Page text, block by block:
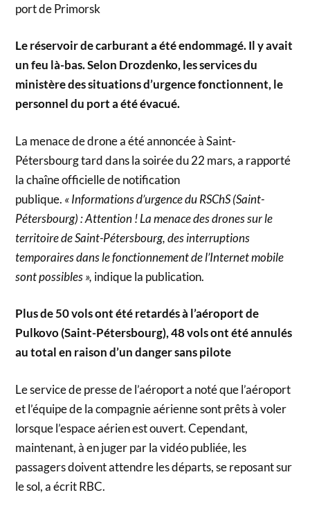
port de Primorsk
Le réservoir de carburant a été endommagé. Il y avait
un feu là-bas. Selon Drozdenko, les services du
ministère des situations d’urgence fonctionnent, le
personnel du port a été évacué.
La menace de drone a été annoncée à Saint-
Pétersbourg tard dans la soirée du 22 mars, a rapporté
la chaîne officielle de notification
publique. « Informations d’urgence du RSChS (Saint-
Pétersbourg) : Attention ! La menace des drones sur le
territoire de Saint-Pétersbourg, des interruptions
temporaires dans le fonctionnement de l’Internet mobile
sont possibles », indique la publication.
Plus de 50 vols ont été retardés à l’aéroport de
Pulkovo (Saint-Pétersbourg), 48 vols ont été annulés
au total en raison d’un danger sans pilote
Le service de presse de l’aéroport a noté que l’aéroport
et l’équipe de la compagnie aérienne sont prêts à voler
lorsque l’espace aérien est ouvert. Cependant,
maintenant, à en juger par la vidéo publiée, les
passagers doivent attendre les départs, se reposant sur
le sol, a écrit RBC.